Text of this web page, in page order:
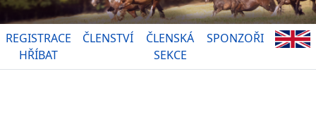
REGISTRACE
HŘÍBAT
ČLENSTVÍ
ČLENSKÁ
SEKCE
SPONZOŘI